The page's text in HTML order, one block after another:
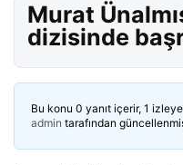
Murat
dizisinde
Bu konu 0 yanıt içerir, 1
admin tarafından